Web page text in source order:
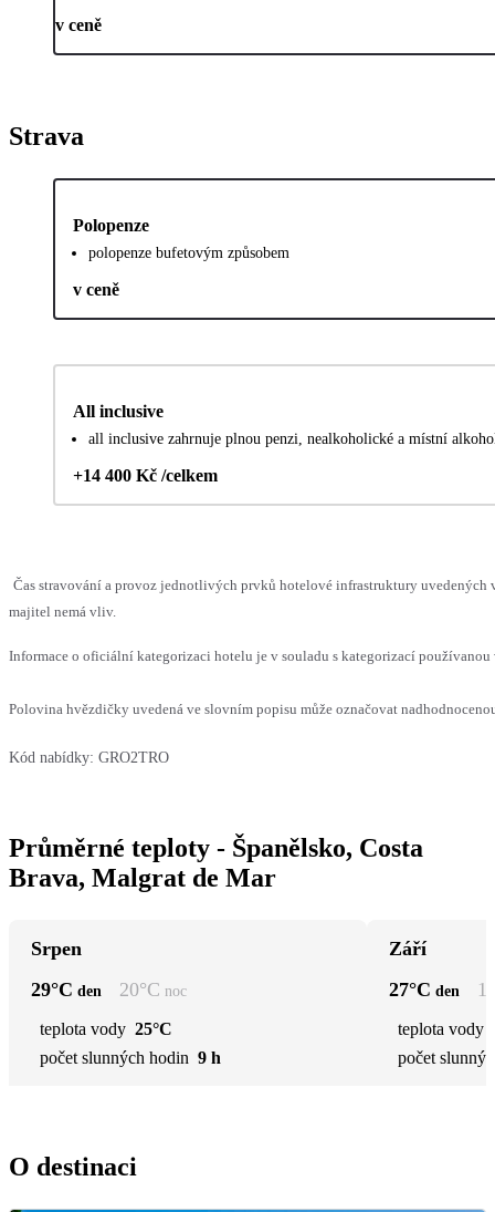
v ceně
Strava
Polopenze
polopenze bufetovým způsobem
v ceně
All inclusive
all inclusive zahrnuje plnou penzi, nealkoholické a místní
+14 400 Kč /celkem
Čas stravování a provoz jednotlivých prvků hotelové infrastruktury uvedených
majitel nemá vliv.
Informace o oficiální kategorizaci hotelu je v souladu s kategorizací
Polovina hvězdičky uvedená ve slovním popisu může označovat
Kód nabídky: GRO2TRO
Průměrné teploty - Španělsko, Costa
Brava, Malgrat de Mar
Srpen
29°C den 20°C noc
teplota vody 25°C
počet slunných hodin 9 h
Září
27°C den
teplota vody
počet
O destinaci